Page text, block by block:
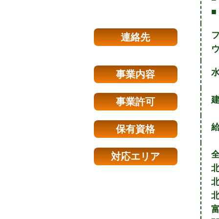
■
連絡先
事業内容
事業許可
保有資格
対応エリア